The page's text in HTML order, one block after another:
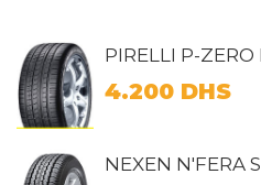
PIRELLI P-ZERO
4.200 DHS
NEXEN N'FERA